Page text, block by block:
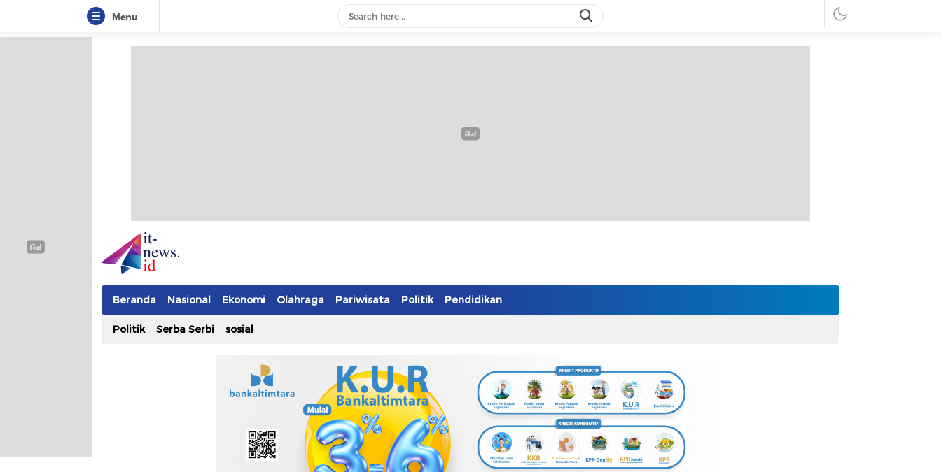
Menu
IT-NEWS
Update Cepat, Cerdas, dan Terpercaya
Beranda Nasional Ekonomi Olahraga Pariwisata Politik Pendidikan
Politik Serba Serbi sosial